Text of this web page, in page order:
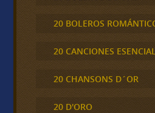
20 BOLEROS
20 CANCIONES
20 CHANSONS D´OR
20 D'ORO